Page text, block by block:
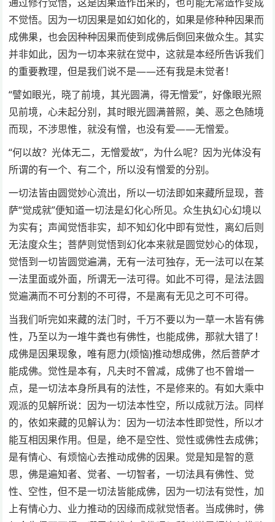
不觉悟。因为一切因果是如幻如化的，如果是修种种因果而
成佛果，也会因种种因果而使到成佛后倒回来做众生。其实
并非如此，因为一切本来就在觉中，这就是本经所告诉我们
的重要教理，但是我们说不是——还有我是未觉者！
“譬如眼光，晓了前境，其光圆满，得无憎爱”，好像眼光照
见前境，心未起分别，其时眼光圆满普照，美、恶之色随境
而现，不涉思惟，就没有憎，也没有爱——无憎爱。
“何以故？光体无二，无憎爱故”，为什么呢？因为光体没有
所谓的有一个、有二个，所以没有憎爱的分别。
一切法皆由圆觉妙心流出，所以一切法即如来藏所显现，菩
萨“觉成就”便知道一切法是幻化心所见。众生执幻心幻境以
为实有；声闻觉悟非实，却不知幻化中即有觉性，离幻后则
无法度众生；菩萨则觉悟到幻化本来就是圆觉妙心的体现，
觉悟到一切皆圆觉遍满，无有一法可独存，无一法可以在某
一法里面或外面，所谓无一法可得。如此不可得，是法法圆
觉遍满而不可分割的不可得，不是离有无见之可不可得。
当我们听完如来藏的法门时，千万不要以为一草一木皆有佛
性，乃至以为一堆牛粪也有佛性，也能成佛，那就大错了！
成佛是因果现象，唯有愿力(烦恼)推动想成佛，然后菩萨才
能成佛。觉性是本有，凡夫时不曾减，成佛了也不曾增一
点，是一切法本身所具有的法性，不是修来的。有如大乘中
观派的见解所说：因为一切法本性空，所以成就万法。同样
的，依如来藏的见解认为：因为一切法本性即觉性，所以才
能互相因果作用。但是，绝不是空性、觉性或佛性去成佛；
是有情心、有烦恼心去推动成佛的因果。觉是知是智的意
思，佛是遍知者、觉者、一切智者，一切法具有佛性、觉
性、空性，但不是一切法皆能成佛，因为一切法有觉性，加
上有情心力、业力推动的因缘而成就觉悟者。当成佛时，佛